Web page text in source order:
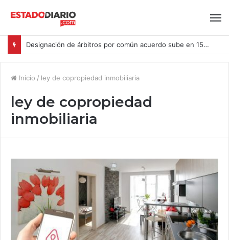
Designación de árbitros por común acuerdo sube en 15% en las causas ingresadas al CAM Santiago durante el primer semestre del año
Inicio / ley de copropiedad inmobiliaria
ley de copropiedad
inmobiliaria